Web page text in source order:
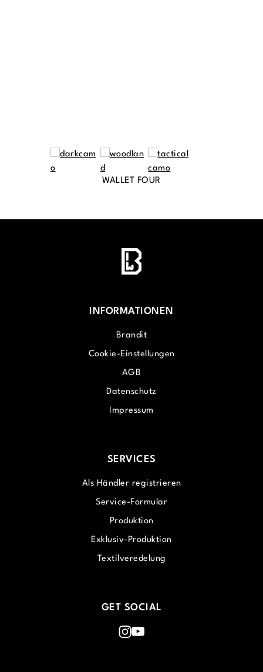
WALLET FOUR
INFORMATIONEN
Brandit
Cookie-Einstellungen
AGB
Datenschutz
Impressum
SERVICES
Als Händler registrieren
Service-Formular
Produktion
Exklusiv-Produktion
Textilveredelung
GET SOCIAL
Instagram
Youtube